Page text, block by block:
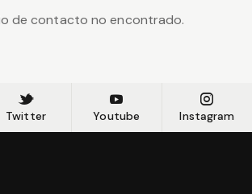
de contacto no encontrado.
Twitter Youtube Instagram